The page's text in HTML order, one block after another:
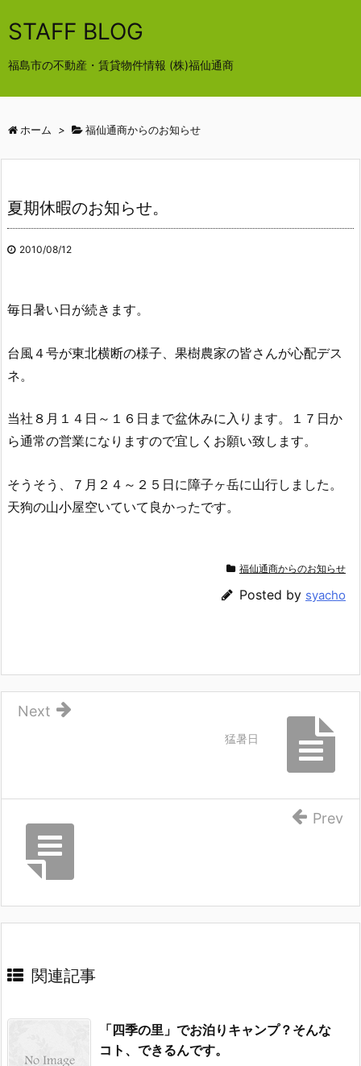
STAFF BLOG
福島市の不動産・賃貸物件情報 (株)福仙通商
ホーム > 福仙通商からのお知らせ
夏期休暇のお知らせ。
2010/08/12
毎日暑い日が続きます。
台風４号が東北横断の様子、果樹農家の皆さんが心配デス
ネ。
当社８月１４日～１６日まで盆休みに入ります。１７日か
ら通常の営業になりますので宜しくお願い致します。
そうそう、７月２４～２５日に障子ヶ岳に山行しました。
天狗の山小屋空いていて良かったです。
福仙通商からのお知らせ
Posted by syacho
猛暑日
Next
Prev
関連記事
「四季の里」でお泊りキャンプ？そんな
コト、できるんです。